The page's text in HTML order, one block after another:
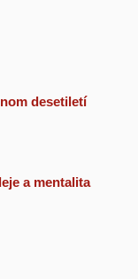
desetiletí
a mentalita